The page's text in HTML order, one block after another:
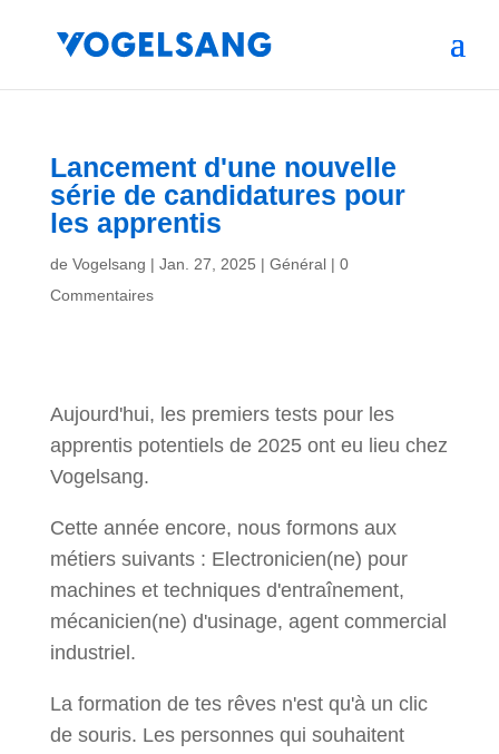
Lancement d'une nouvelle
série de candidatures pour
les apprentis
de Vogelsang | Jan. 27, 2025 | Général| 0
Commentaires
Aujourd'hui, les premiers tests pour les
apprentis potentiels de 2025 ont eu lieu chez
Vogelsang.
Cette année encore, nous formons aux
métiers suivants : Electronicien(ne) pour
machines et techniques d'entraînement,
mécanicien(ne) d'usinage, agent commercial
industriel.
La formation de tes rêves n'est qu'à un clic
de souris. Les personnes qui souhaitent